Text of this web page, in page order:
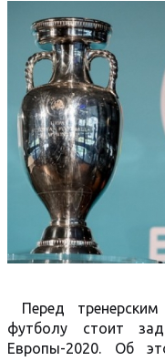
Перед
футболу стоит
Европы-2020. Об